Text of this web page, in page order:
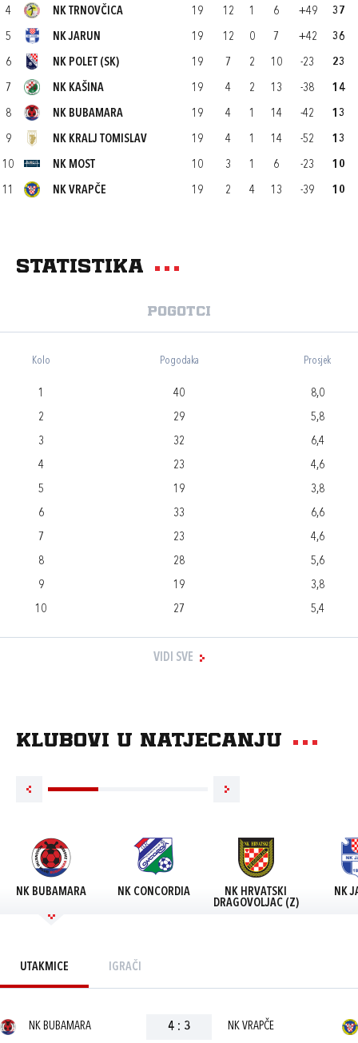
4 NK TRNOVČICA 19 12 1 6 +49 37
5 NK JARUN 19 12 0 7 +42 36
6 NK POLET (SK) 19 7 2 10 -23 23
7 NK KAŠINA 19 4 2 13 -38 14
8 NK BUBAMARA 19 4 1 14 -42 13
9 NK KRALJ TOMISLAV 19 4 1 14 -52 13
10 NK MOST 10 3 1 6 -23 10
11 NK VRAPČE 19 2 4 13 -39 10
Statistika
Pogotci
Kolo Pogodaka Prosjek
1 40
8,0
2
29
5,8
3
32
6,4
4
23
4,6
5
19
3,8
6
33
6,6
7
23
4,6
8
28
5,6
9
19
3,8
10
27 5,4
VIDI SVE
Klubovi u natjecanju
NK BUBAMARA NK CONCORDIA
NK HRVATSKI
DRAGOVOLJAC (Z)
NK
UTAKMICE IGRAČI
NK BUBAMARA 4 : 3 NK VRAPČE